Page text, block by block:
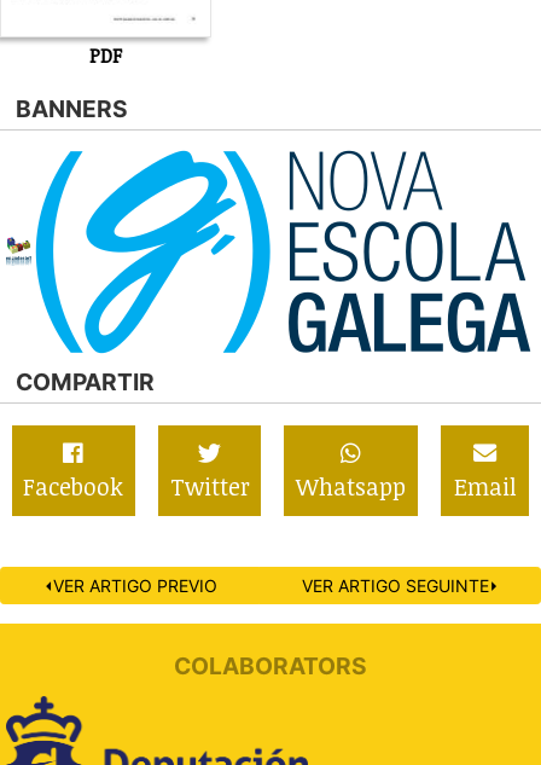
PDF
BANNERS
COMPARTIR
Facebook Twitter Whatsapp Email
⏴VER ARTIGO PREVIO VER ARTIGO SEGUINTE⏵
COLABORATORS